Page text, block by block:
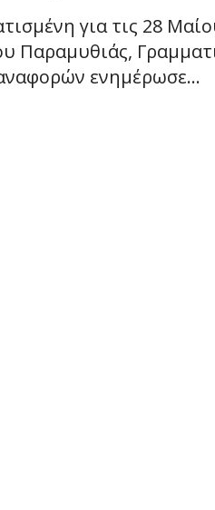
για τις 28
Παραμυθιάς,
ενημέρωσε...